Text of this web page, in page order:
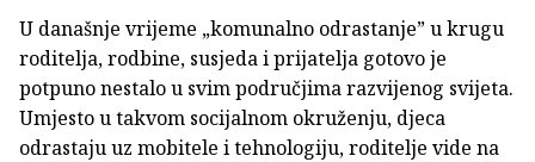
U današnje vrijeme „komunalno odrastanje” u krugu
roditelja, rodbine, susjeda i prijatelja gotovo je
potpuno nestalo u svim područjima razvijenog svijeta.
Umjesto u takvom socijalnom okruženju, djeca
odrastaju uz mobitele i tehnologiju, roditelje vide na